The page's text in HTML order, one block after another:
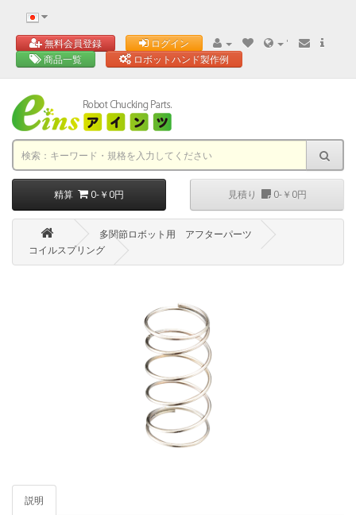
無料会員登録 ログイン
'
商品一覧
ロボットハンド製作例
精算 0-￥0円 見積り 0-￥0円
多関節ロボット用 アフターパーツ
コイルスプリング
説明